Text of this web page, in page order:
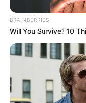
BRAINBERRIES
Will You Survive? 10